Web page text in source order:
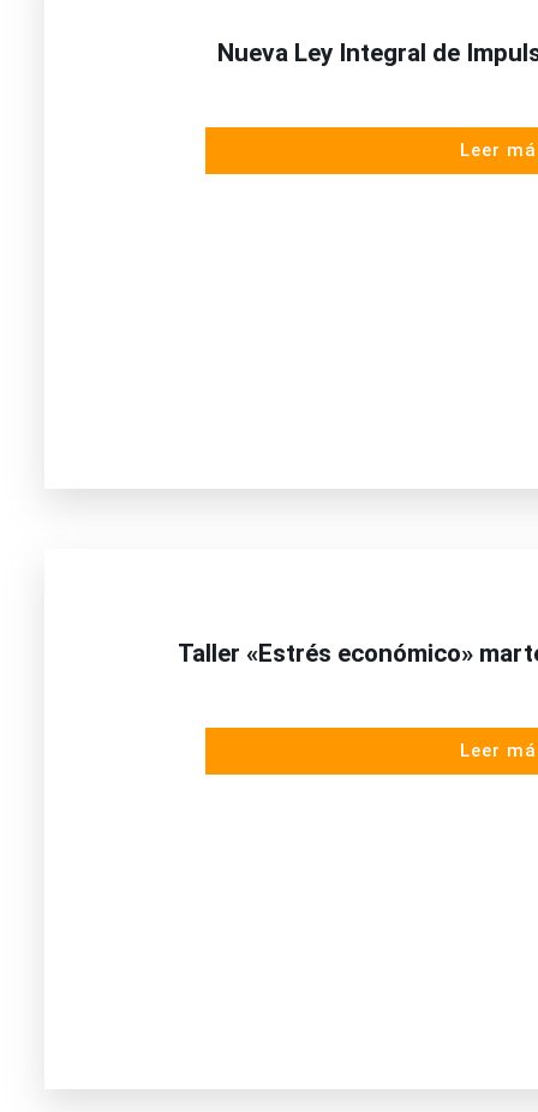
Nueva Ley Integral de
Leer
Taller «Estrés económico»
Leer